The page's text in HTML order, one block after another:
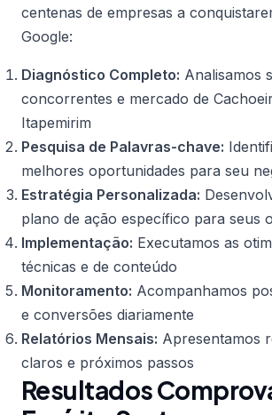
centenas de empresas a
Google:
Diagnóstico Completo: Analisamos
concorrentes e mercado de
Itapemirim
Pesquisa de Palavras-chave:
melhores oportunidades para seu
Estratégia Personalizada:
plano de ação específico para seus
Implementação: Executamos as
técnicas e de conteúdo
Monitoramento: Acompanhamos
e conversões diariamente
Relatórios Mensais: Apresentamos
claros e próximos passos
Resultados